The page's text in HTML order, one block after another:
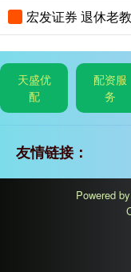
天盛优
配
配资服
务
友情链接：
Powered by